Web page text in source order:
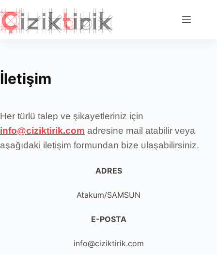
Skip
to
content
İletişim
Her türlü talep ve şikayetleriniz için
info@ciziktirik.com adresine mail atabilir veya
aşağıdaki iletişim formundan bize ulaşabilirsiniz.
ADRES
Atakum/SAMSUN
E-POSTA
info@ciziktirik.com